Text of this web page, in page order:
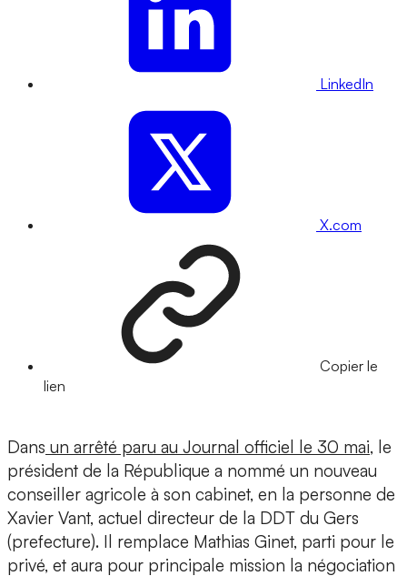
LinkedIn
X.com
Copier le
lien
Dans un arrêté paru au Journal officiel le 30 mai, le
président de la République a nommé un nouveau
conseiller agricole à son cabinet, en la personne de
Xavier Vant, actuel directeur de la DDT du Gers
(prefecture). Il remplace Mathias Ginet, parti pour le
privé, et aura pour principale mission la négociation